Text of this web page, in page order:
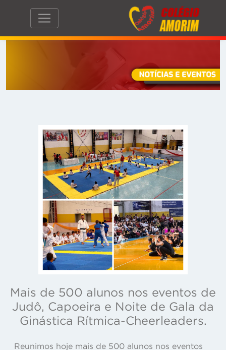
Mais de 500 alunos nos eventos de
Judô, Capoeira e Noite de Gala da
Ginástica Rítmica-Cheerleaders.
Reunimos hoje mais de 500 alunos nos eventos